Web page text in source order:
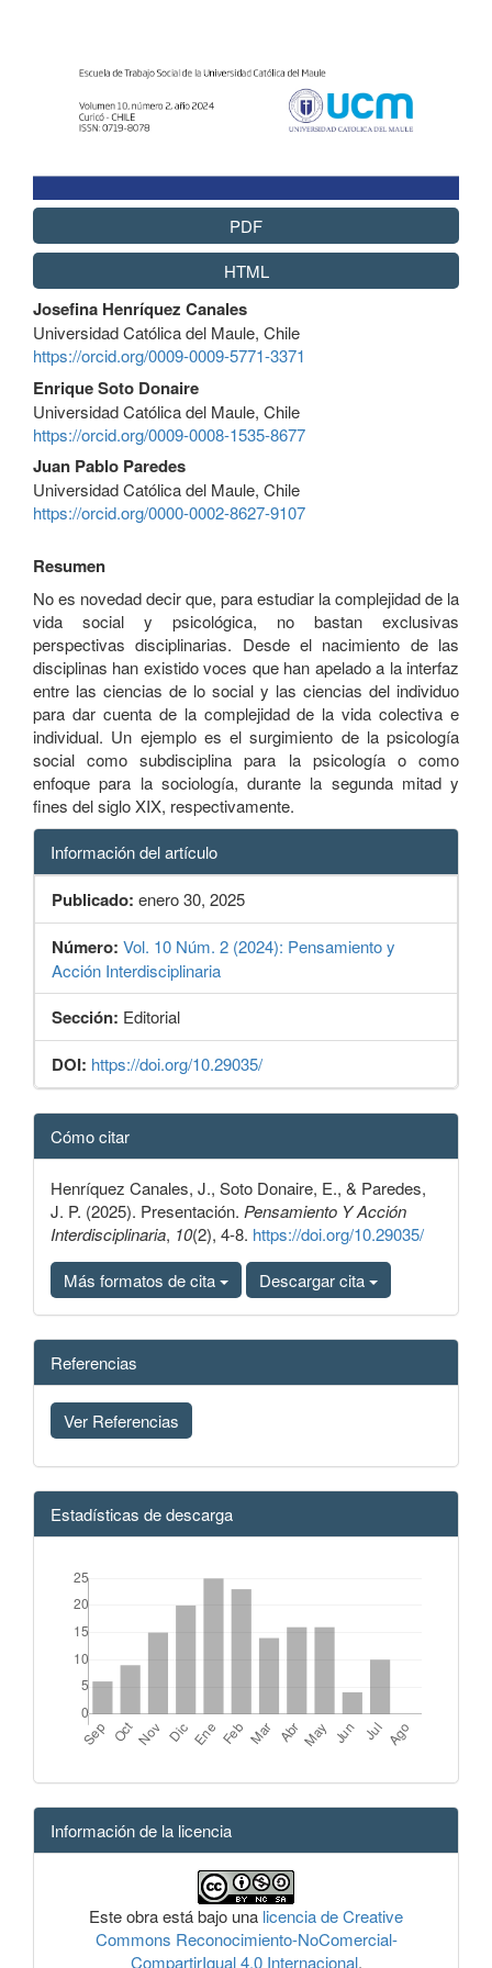
PDF
HTML
Contenido
principal
del
artículo
Josefina Henríquez Canales
Universidad Católica del Maule, Chile
https://orcid.org/0009-0009-5771-3371
Enrique Soto Donaire
Universidad Católica del Maule, Chile
https://orcid.org/0009-0008-1535-8677
Juan Pablo Paredes
Universidad Católica del Maule, Chile
https://orcid.org/0000-0002-8627-9107
Resumen
No es novedad decir que, para estudiar la complejidad de la
vida social y psicológica, no bastan exclusivas
perspectivas disciplinarias. Desde el nacimiento de las
disciplinas han existido voces que han apelado a la interfaz
entre las ciencias de lo social y las ciencias del individuo
para dar cuenta de la complejidad de la vida colectiva e
individual. Un ejemplo es el surgimiento de la psicología
social como subdisciplina para la psicología o como
enfoque para la sociología, durante la segunda mitad y
fines del siglo XIX, respectivamente.
Información del artículo
Publicado: enero 30, 2025
Número: Vol. 10 Núm. 2 (2024): Pensamiento y
Acción Interdisciplinaria
Sección: Editorial
DOI: https://doi.org/10.29035/
Detalles
del
artículo
Cómo citar
Henríquez Canales, J., Soto Donaire, E., & Paredes,
J. P. (2025). Presentación. Pensamiento Y Acción
Interdisciplinaria, 10(2), 4-8. https://doi.org/10.29035/
Más formatos de cita
Descargar cita
Referencias
Ver Referencias
Estadísticas de descarga
Información de la licencia
Este obra está bajo una licencia de Creative
Commons Reconocimiento-NoComercial-
CompartirIgual 4.0 Internacional.